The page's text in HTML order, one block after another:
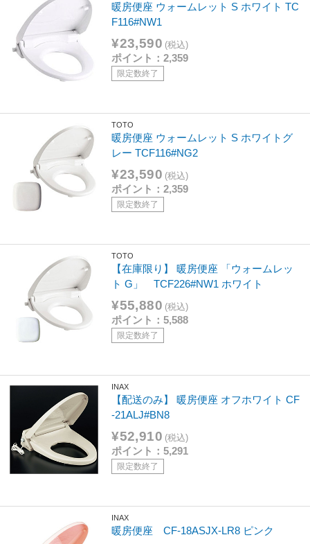
暖房便座 ウォームレット S ホワイト TC
F116#NW1
¥23,590 (税込)
ポイント：2,359
限定数終了
TOTO
暖房便座 ウォームレット S ホワイトグ
レー TCF116#NG2
¥23,590 (税込)
ポイント：2,359
限定数終了
TOTO
【在庫限り】 暖房便座 「ウォームレッ
ト G」 TCF226#NW1 ホワイト
¥55,880 (税込)
ポイント：5,588
限定数終了
INAX
【配送のみ】 暖房便座 オフホワイト CF
-21ALJ#BN8
¥52,910 (税込)
ポイント：5,291
限定数終了
INAX
暖房便座 CF-18ASJX-LR8 ピンク